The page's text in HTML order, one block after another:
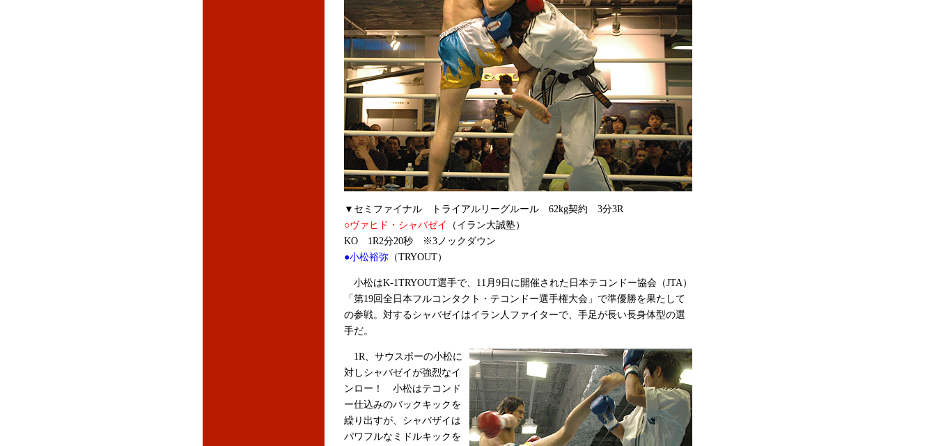
▼セミファイナル トライアルリーグルール 62kg契約 3分3R
○ヴァヒド・シャバゼイ （イラン大誠塾）
KO 1R2分20秒 ※3ノックダウン
●小松裕弥（TRYOUT）
小松はK-1TRYOUT選手で、11月9日に開催された日本テコンドー協会（JTA）
「第19回全日本フルコンタクト・テコンドー選手権大会」で準優勝を果たして
の参戦。対するシャバゼイはイラン人ファイターで、手足が長い長身体型の選
手だ。
1R、サウスポーの小松に
対しシャバゼイが強烈なイ
ンロー！ 小松はテコンド
ー仕込みのバックキックを
繰り出すが、シャバザイは
パワフルなミドルキックを